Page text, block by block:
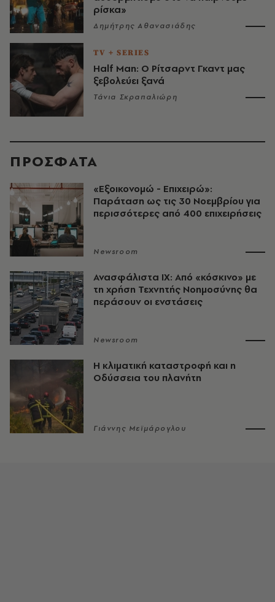
ρίσκα»
Δημήτρης Αθανασιάδης
TV + SERIES
Half Man: Ο Ρίτσαρντ Γκαντ μας
ξεβολεύει ξανά
Τάνια Σκραπαλιώρη
ΠΡΟΣΦΑΤΑ
«Εξοικονομώ - Επιχειρώ»:
Παράταση ως τις 30 Νοεμβρίου για
περισσότερες από 400 επιχειρήσεις
Newsroom
Ανασφάλιστα ΙΧ: Από «κόσκινο» με
τη χρήση Τεχνητής Νοημοσύνης θα
περάσουν οι ενστάσεις
Newsroom
Η κλιματική καταστροφή και η
Οδύσσεια του πλανήτη
Γιάννης Μεϊμάρογλου